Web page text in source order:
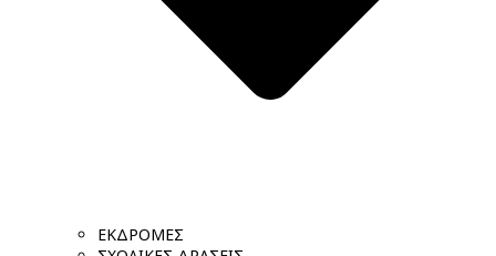
ΕΚΔΡΟΜΕΣ